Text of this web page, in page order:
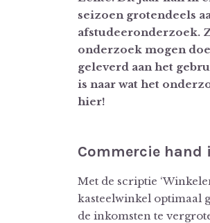
seizoen grotendeels
afstudeeronderzoek.
onderzoek mogen
geleverd aan het
is naar wat het
hier!
Commercie
Met de scriptie
kasteelwinkel optimaal
de inkomsten te